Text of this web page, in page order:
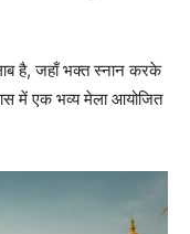
है, जहाँ भक्त स्नान करके
में एक भव्य मेला आयोजित